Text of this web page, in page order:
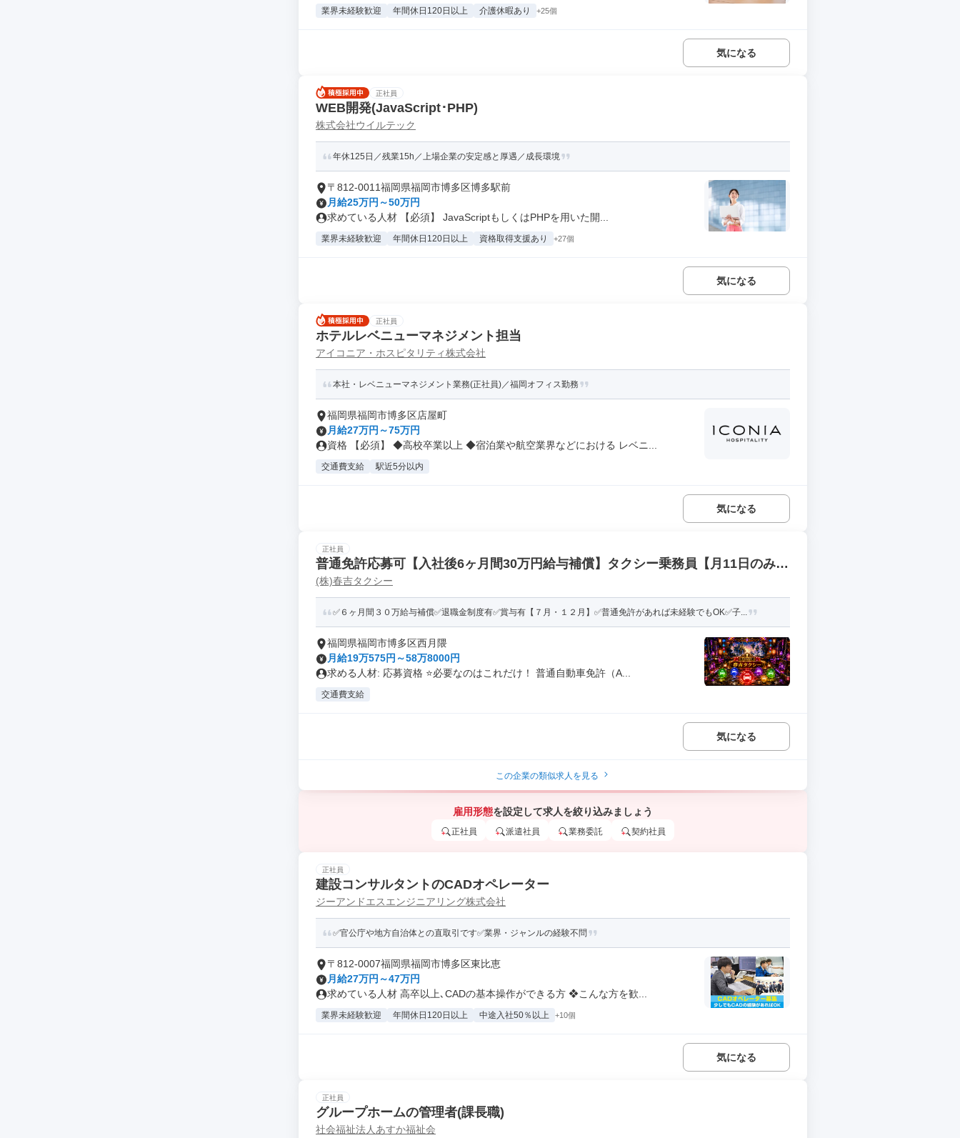
業界未経験歓迎 年間休日120日以上 介護休暇あり +25個
気になる
正社員
WEB開発(JavaScript･PHP)
株式会社ウイルテック
年休125日／残業15h／上場企業の安定感と厚遇／成長環境
〒812-0011福岡県福岡市博多区博多駅前
月給25万円～50万円
求めている人材 【必須】 JavaScriptもしくはPHPを用いた開...
業界未経験歓迎 年間休日120日以上 資格取得支援あり +27個
気になる
正社員
ホテルレベニューマネジメント担当
アイコニア・ホスピタリティ株式会社
本社・レベニューマネジメント業務(正社員)／福岡オフィス勤務
福岡県福岡市博多区店屋町
月給27万円～75万円
資格 【必須】 ◆高校卒業以上 ◆宿泊業や航空業界などにおける レベニ...
交通費支給 駅近5分以内
気になる
正社員
普通免許応募可【入社後6ヶ月間30万円給与補償】タクシー乗務員【月11日のみ勤
務】
(株)春吉タクシー
✅６ヶ月間３０万給与補償✅退職金制度有✅賞与有【７月・１２月】✅普通免許があれば未経験でもOK✅子...
福岡県福岡市博多区西月隈
月給19万575円～58万8000円
求める人材: 応募資格 ⭐️必要なのはこれだけ！ 普通自動車免許（A...
交通費支給
気になる
この企業の類似求人を見る
雇用形態を設定して求人を絞り込みましょう
正社員 派遣社員 業務委託 契約社員
正社員
建設コンサルタントのCADオペレーター
ジーアンドエスエンジニアリング株式会社
✅官公庁や地方自治体との直取引です✅業界・ジャンルの経験不問
〒812-0007福岡県福岡市博多区東比恵
月給27万円～47万円
求めている人材 高卒以上､CADの基本操作ができる方 ❖こんな方を歓...
業界未経験歓迎 年間休日120日以上 中途入社50％以上 +10個
気になる
正社員
グループホームの管理者(課長職)
社会福祉法人あすか福祉会